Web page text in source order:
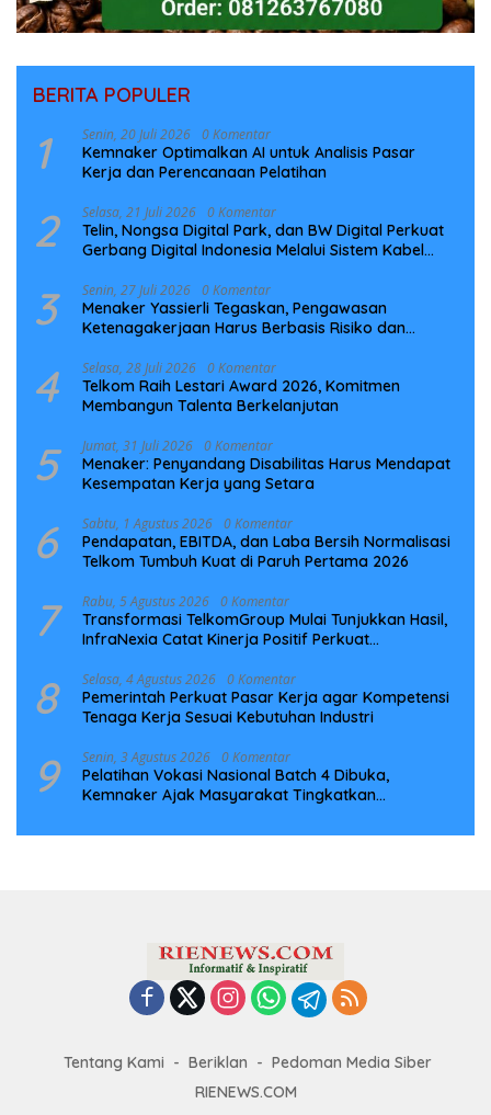
BERITA POPULER
1 Senin, 20 Juli 2026 0 Komentar
Kemnaker Optimalkan AI untuk Analisis Pasar
Kerja dan Perencanaan Pelatihan
2 Selasa, 21 Juli 2026 0 Komentar
Telin, Nongsa Digital Park, dan BW Digital Perkuat
Gerbang Digital Indonesia Melalui Sistem Kabel
3 Senin, 27 Juli 2026 0 Komentar
Menaker Yassierli Tegaskan, Pengawasan
Ketenagakerjaan Harus Berbasis Risiko dan
4 Selasa, 28 Juli 2026 0 Komentar
Telkom Raih Lestari Award 2026, Komitmen
Membangun Talenta Berkelanjutan
5 Jumat, 31 Juli 2026 0 Komentar
Menaker: Penyandang Disabilitas Harus Mendapat
Kesempatan Kerja yang Setara
6 Sabtu, 1 Agustus 2026 0 Komentar
Pendapatan, EBITDA, dan Laba Bersih Normalisasi
Telkom Tumbuh Kuat di Paruh Pertama 2026
7 Rabu, 5 Agustus 2026 0 Komentar
Transformasi TelkomGroup Mulai Tunjukkan Hasil,
InfraNexia Catat Kinerja Positif Perkuat
8 Selasa, 4 Agustus 2026 0 Komentar
Pemerintah Perkuat Pasar Kerja agar Kompetensi
Tenaga Kerja Sesuai Kebutuhan Industri
9 Senin, 3 Agustus 2026 0 Komentar
Pelatihan Vokasi Nasional Batch 4 Dibuka,
Kemnaker Ajak Masyarakat Tingkatkan
Tentang Kami Beriklan
Pedoman Media Siber
RIENEWS.COM